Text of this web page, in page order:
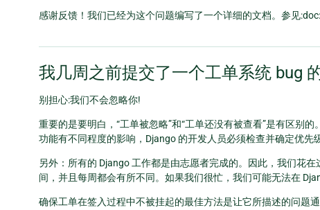
感谢反馈！我们已经为这个问题编写了一个详细的文档。参见
我几周之前提交了一个工单系统 bug
别担心:我们不会忽略你!
重要的是要明白，“工单被忽略”和“工单还没有被查看”是有区别
功能有不同程度的影响，Django 的开发人员必须检查并确定优先级
另外：所有的 Django 工作都是由志愿者完成的。因此，我们花
间，并且每周都会有所不同。如果我们很忙，我们可能无法在
确保工单在签入过程中不被挂起的最佳方法是让它所描述的问题